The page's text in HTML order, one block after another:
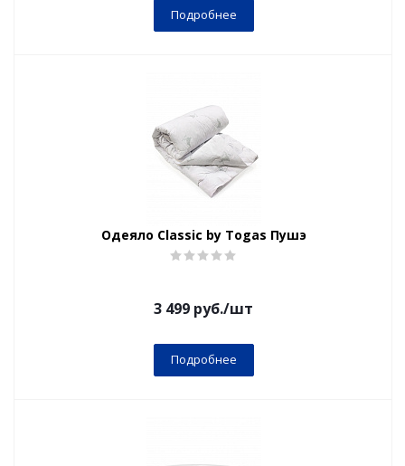
Подробнее
Одеяло Classic by Togas Пушэ
3 499 руб./шт
Подробнее